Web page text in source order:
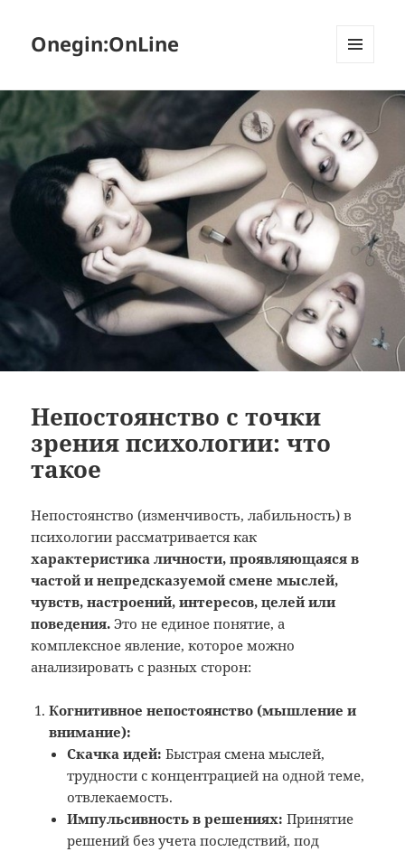
Onegin:OnLine
ВИДЖЕТЫ
Непостоянство с точки
зрения психологии: что
такое
Непостоянство (изменчивость, лабильность) в
психологии рассматривается как
характеристика личности, проявляющаяся в
частой и непредсказуемой смене мыслей,
чувств, настроений, интересов, целей или
поведения. Это не единое понятие, а
комплексное явление, которое можно
анализировать с разных сторон:
Когнитивное непостоянство (мышление и
внимание):
Скачка идей: Быстрая смена мыслей,
трудности с концентрацией на одной теме,
отвлекаемость.
Импульсивность в решениях: Принятие
решений без учета последствий, под